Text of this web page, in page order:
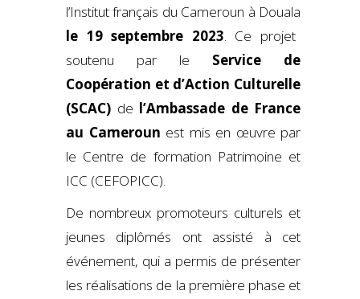
l’Institut français du Cameroun à Douala
le 19 septembre 2023. Ce projet
soutenu par le Service de
Coopération et d’Action Culturelle
(SCAC) de l’Ambassade de France
au Cameroun est mis en œuvre par
le Centre de formation Patrimoine et
ICC (CEFOPICC).
De nombreux promoteurs culturels et
jeunes diplômés ont assisté à cet
événement, qui a permis de présenter
les réalisations de la première phase et